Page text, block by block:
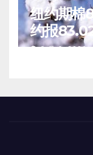
纽约期棉
约报
8 月 6, 2026